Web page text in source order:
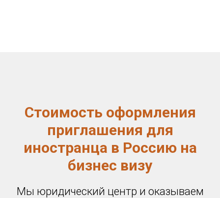
Стоимость оформления
приглашения для
иностранца в Россию на
бизнес визу
Мы юридический центр и оказываем